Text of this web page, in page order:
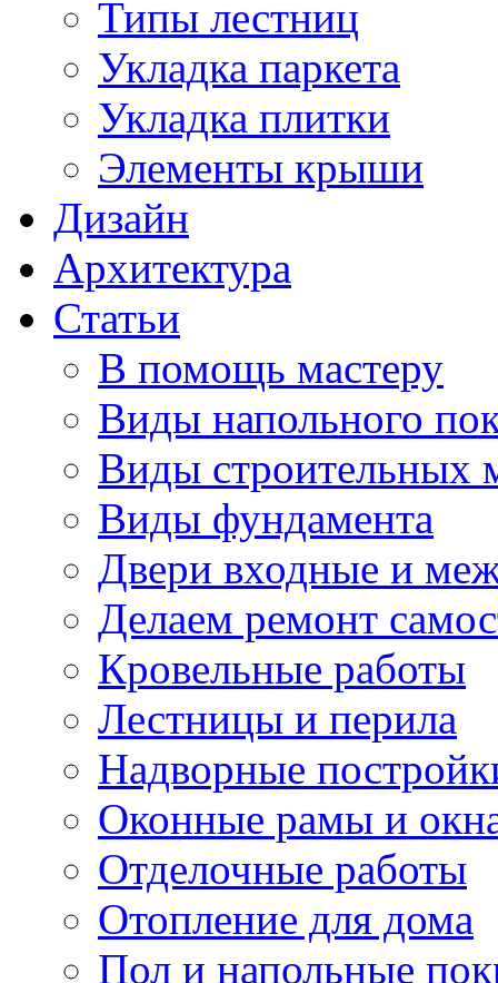
Типы лестниц
Укладка паркета
Укладка плитки
Элементы крыши
Дизайн
Архитектура
Статьи
В помощь мастеру
Виды напольного
Виды строительных
Виды фундамента
Двери входные и
Делаем ремонт
Кровельные работы
Лестницы и перила
Надворные
Оконные рамы и
Отделочные работы
Отопление для дома
Пол и напольные